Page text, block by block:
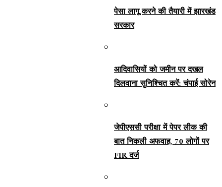
पेसा लागू करने की तैयारी में झारखंड
सरकार
आदिवासियों को जमीन पर दखल
दिलवाना सुनिश्चित करें: चंपाई सोरेन
जेपीएससी परीक्षा में पेपर लीक की
बात निकली अफवाह, 70 लोगों पर
FIR दर्ज